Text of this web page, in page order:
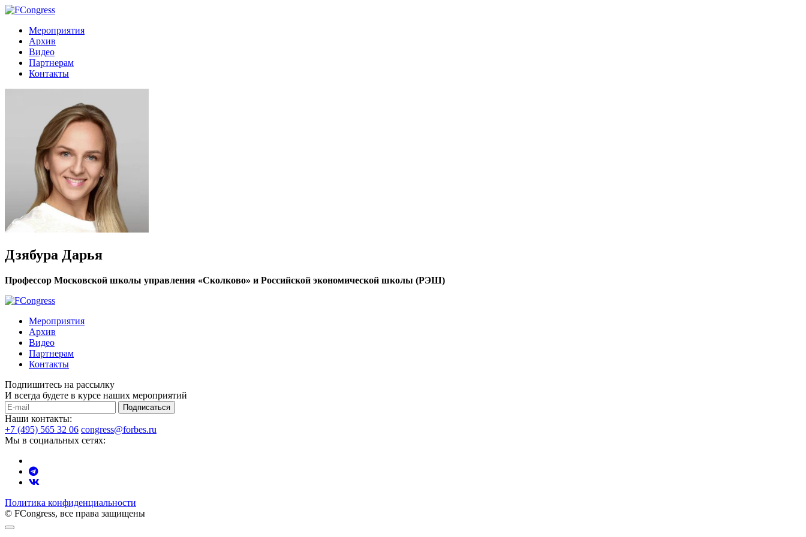
Мероприятия
Архив
Видео
Партнерам
Контакты
Дзябура Дарья
Профессор Московской школы управления «Сколково» и Российской экономической школы (РЭШ)
Мероприятия
Архив
Видео
Партнерам
Контакты
Подпишитесь на рассылку
И всегда будете в курсе наших мероприятий
Подписаться
Наши контакты:
+7 (495) 565 32 06 congress@forbes.ru
Мы в социальных сетях:
Политика конфиденциальности
© FCongress, все права защищены